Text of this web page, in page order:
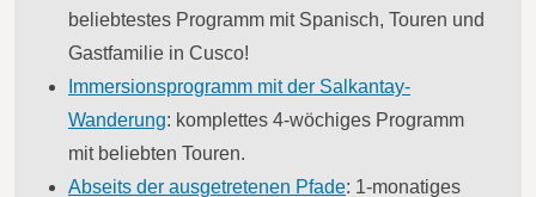
beliebtestes Programm mit Spanisch, Touren und
Gastfamilie in Cusco!
Immersionsprogramm mit der Salkantay-
Wanderung: komplettes 4-wöchiges Programm
mit beliebten Touren.
Abseits der ausgetretenen Pfade: 1-monatiges